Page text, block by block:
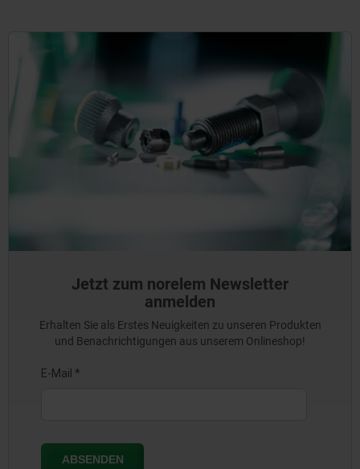
Jetzt zum norelem Newsletter
anmelden
Erhalten Sie als Erstes Neuigkeiten zu unseren Produkten
und Benachrichtigungen aus unserem Onlineshop!